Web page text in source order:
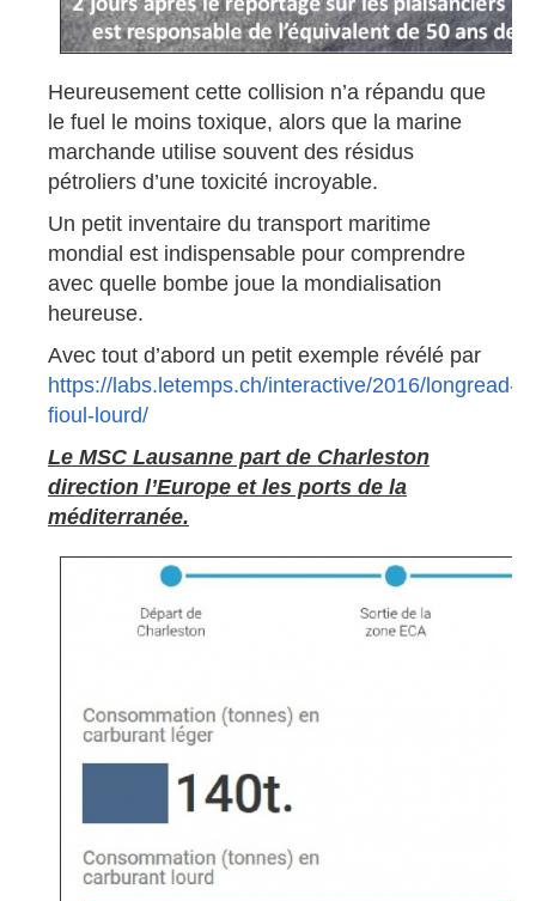
Heureusement cette collision n’a répandu que
le fuel le moins toxique, alors que la marine
marchande utilise souvent des résidus
pétroliers d’une toxicité incroyable.
Un petit inventaire du transport maritime
mondial est indispensable pour comprendre
avec quelle bombe joue la mondialisation
heureuse.
Avec tout d’abord un petit exemple révélé par
https://labs.letemps.ch/interactive/2016/longread-
fioul-lourd/
Le MSC Lausanne part de Charleston
direction l’Europe et les ports de la
méditerranée.